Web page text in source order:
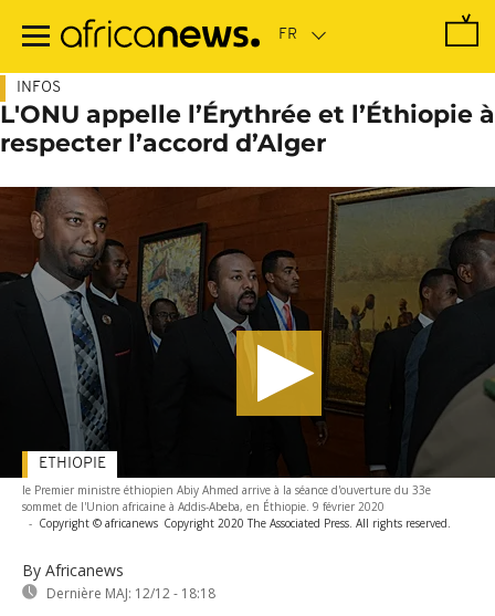
contenu
INFOS
L'ONU appelle l’Érythrée et l’Éthiopie à
respecter l’accord d’Alger
le Premier ministre éthiopien Abiy Ahmed arrive à la séance d'ouverture du 33e
sommet de l'Union africaine à Addis-Abeba, en Éthiopie. 9 février 2020
- Copyright © africanews Copyright 2020 The Associated Press. All rights reserved.
By Africanews
Dernière MAJ: 12/12 - 18:18
ETHIOPIE